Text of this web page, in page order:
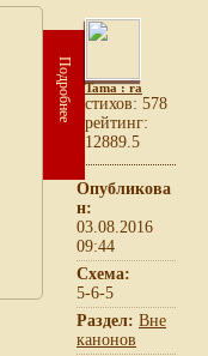
Подробнее Tama : ra
cтихов: 578
рейтинг:
12889.5
Опубликова
н:
03.08.2016
09:44
Схема:
5-6-5
Раздел: Вне
канонов